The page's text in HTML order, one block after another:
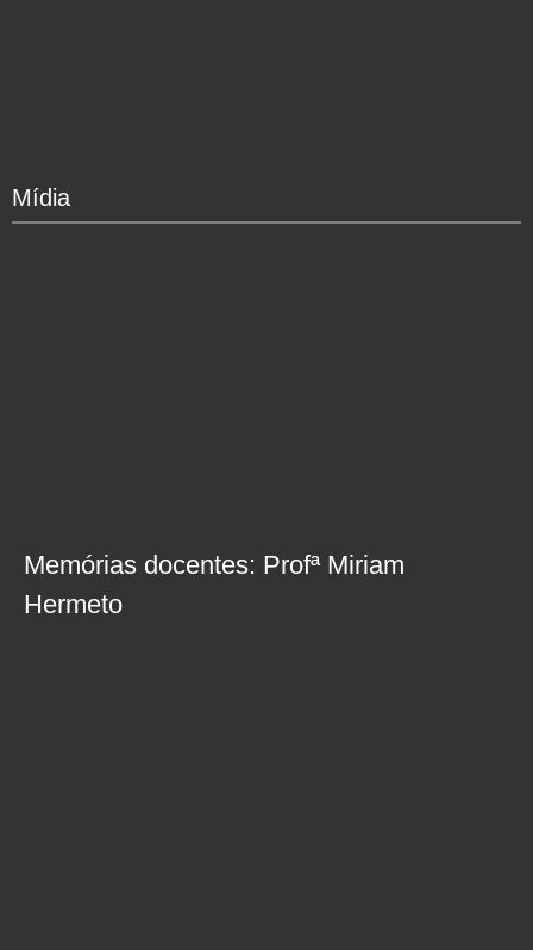
Mídia
Memórias docentes: Profª Miriam
Hermeto